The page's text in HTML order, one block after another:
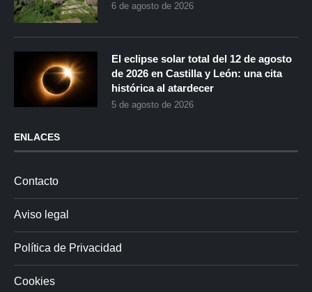
6 de agosto de 2026
El eclipse solar total del 12 de agosto
de 2026 en Castilla y León: una cita
histórica al atardecer
5 de agosto de 2026
ENLACES
Contacto
Aviso legal
Política de Privacidad
Cookies